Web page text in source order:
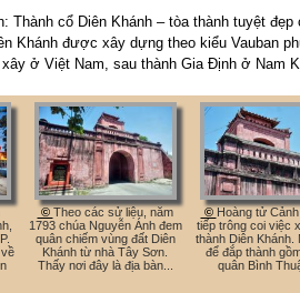
Thành cổ Diên Khánh – tòa thành tuyệt
Khánh được xây dựng theo kiểu Vauban
ở Việt Nam, sau thành Gia Định ở Nam
© Theo các sử liệu, năm
1793 chúa Nguyễn Ánh đem
quân chiếm vùng đất Diên
Khánh từ nhà Tây Sơn.
Thấy nơi đây là địa bàn...
© Hoàng tử
tiếp trông coi việc
thành Diên Khánh.
để đắp thành
quân Bình